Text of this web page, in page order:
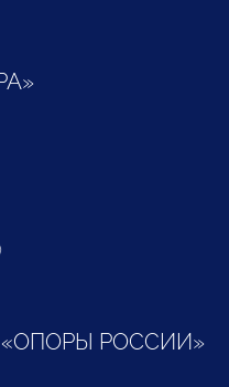
«ОПОРЫ РОССИИ»